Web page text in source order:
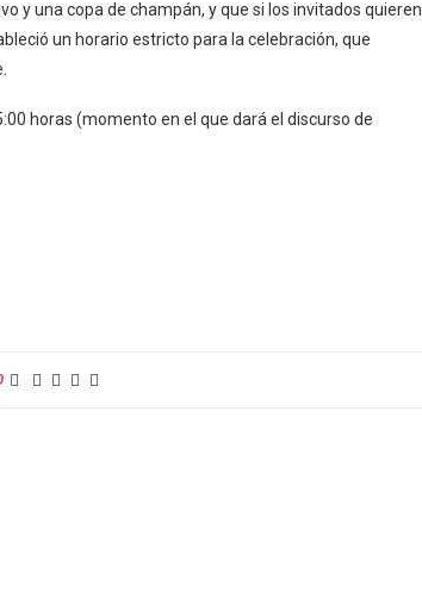
y una copa de champán, y que si los invitados quieren
un horario estricto para la celebración, que
horas (momento en el que dará el discurso de